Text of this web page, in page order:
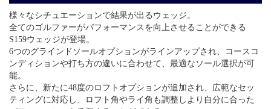
様々なシチュエーションで結果が出るウェッジ。
全てのゴルファーがパフォーマンスを向上させることができる
S159ウェッジが登場。
6つのグラインドソールオプションがラインアップされ、コースコ
ンディションや打ち方の違いに合わせて、最適なソール選択が可
能。
さらに、新たに48度のロフトオプションが追加され、広範なセッ
ティングに対応し、ロフト角やライ角も調整しより自分に合った